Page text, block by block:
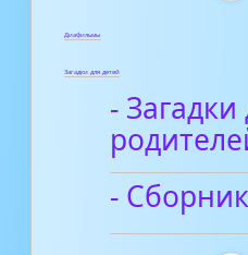
Диафильмы
Загадки для детей
- Загадки
-